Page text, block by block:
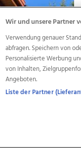
Wir und unsere Partner
Verwendung genauer
abfragen. Speichern von
Personalisierte Werbung
von Inhalten,
Angeboten.
Liste der Partner